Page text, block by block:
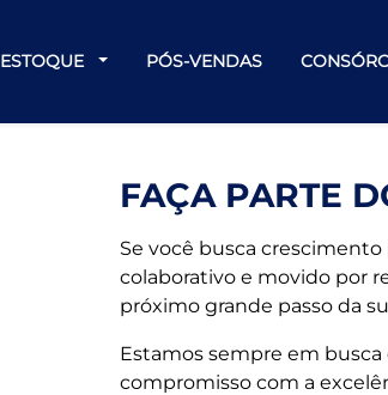
ESTOQUE PÓS-VENDAS
FAÇA PARTE
Se você busca
colaborativo e movido por
próximo grande passo da
Estamos sempre em
compromisso com a